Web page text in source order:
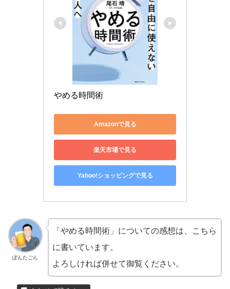
やめる時間術
Amazonで見る
楽天市場で見る
Yahoo!ショッピングで見る
ぽんたごん
「やめる時間術」についての感想は、こちら
に書いています。
よろしければ併せて御覧ください。